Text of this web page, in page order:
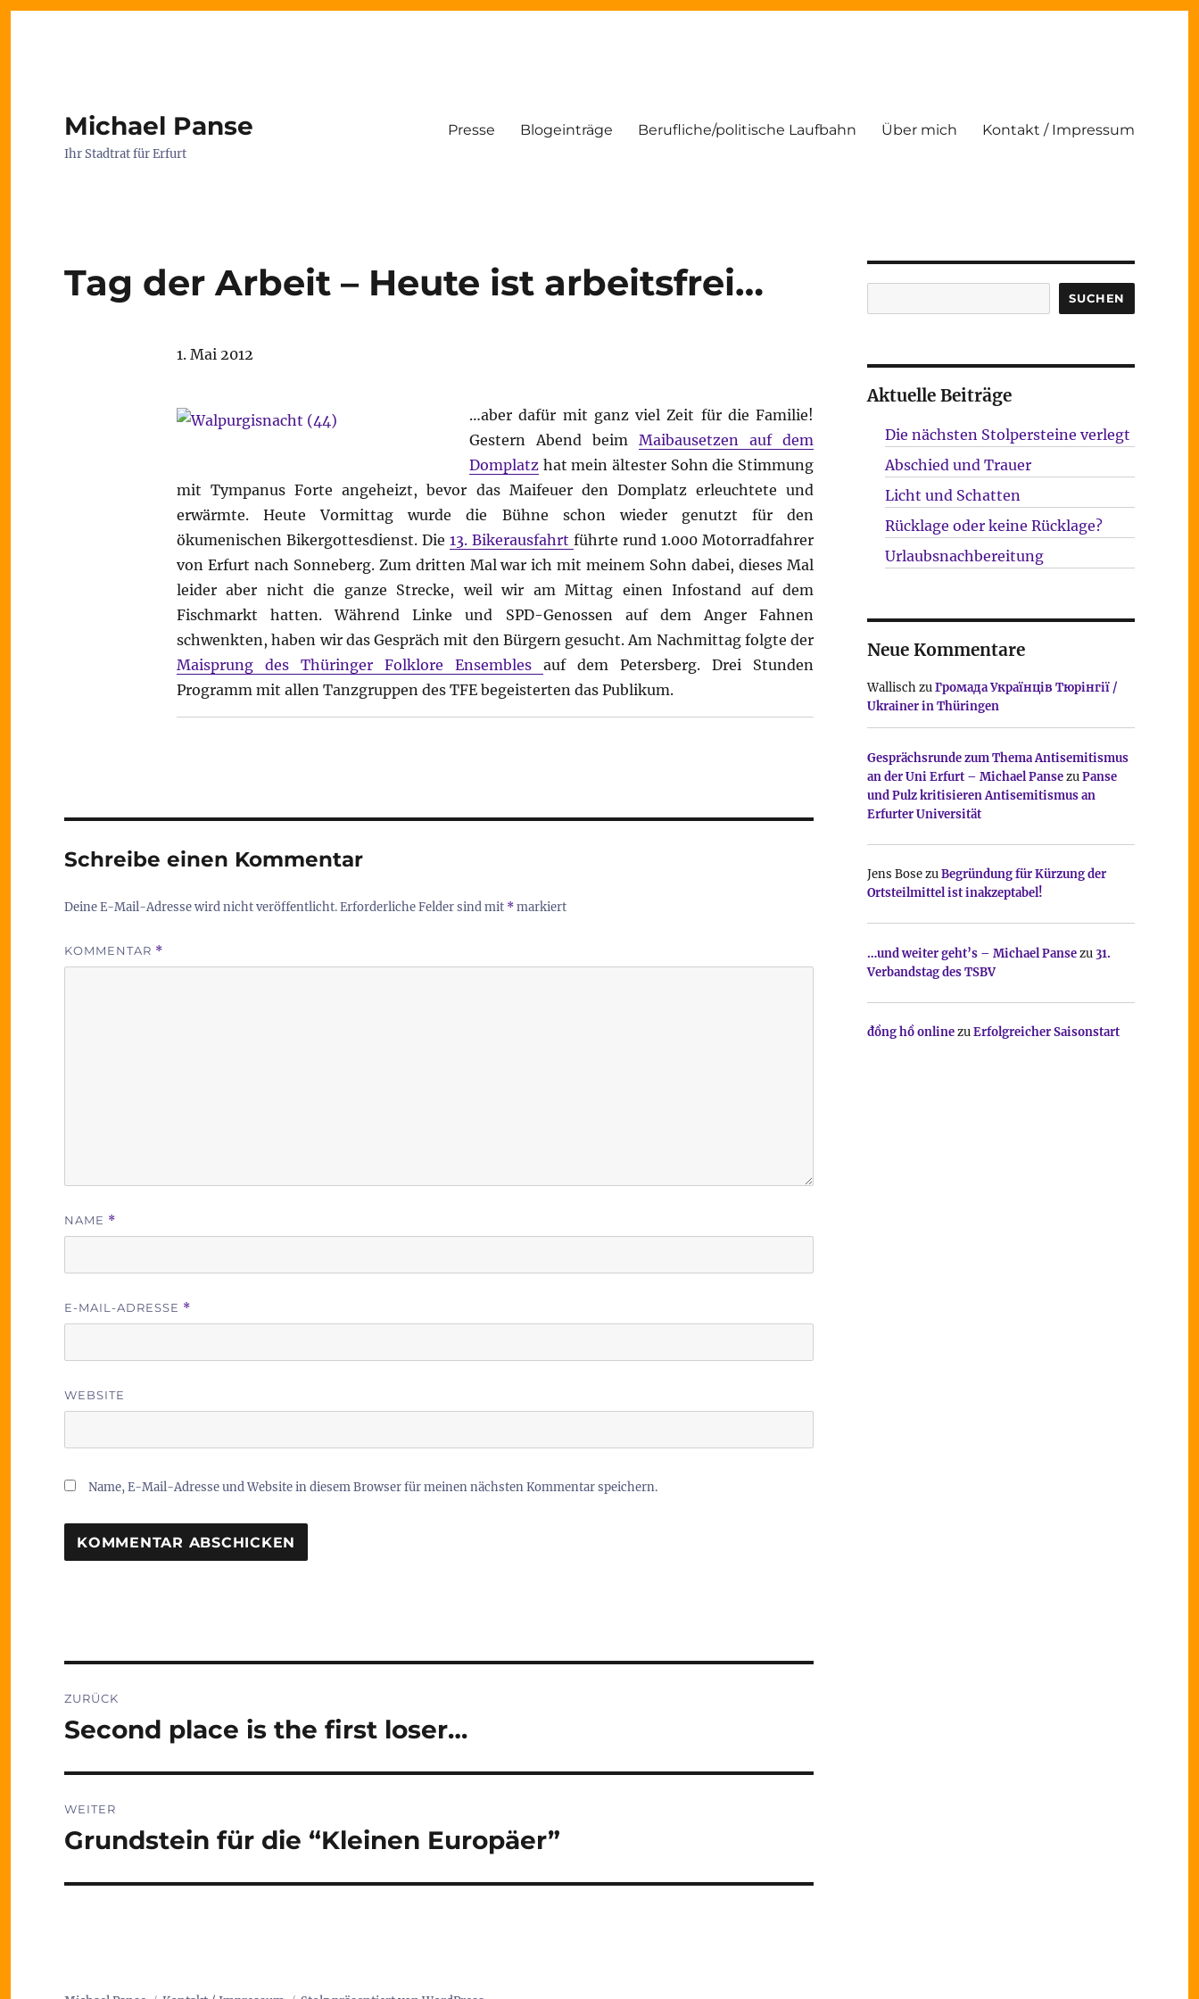
Michael Panse
Ihr Stadtrat für Erfurt
Presse Blogeinträge Berufliche/politische Laufbahn Über mich Kontakt / Impressum
Tag der Arbeit – Heute ist arbeitsfrei…
1. Mai 2012
…aber dafür mit ganz viel Zeit für die Familie!
Gestern Abend beim Maibausetzen auf dem
Domplatz hat mein ältester Sohn die Stimmung
mit Tympanus Forte angeheizt, bevor das Maifeuer den Domplatz erleuchtete und
erwärmte. Heute Vormittag wurde die Bühne schon wieder genutzt für den
ökumenischen Bikergottesdienst. Die 13. Bikerausfahrt führte rund 1.000 Motorradfahrer
von Erfurt nach Sonneberg. Zum dritten Mal war ich mit meinem Sohn dabei, dieses Mal
leider aber nicht die ganze Strecke, weil wir am Mittag einen Infostand auf dem
Fischmarkt hatten. Während Linke und SPD-Genossen auf dem Anger Fahnen
schwenkten, haben wir das Gespräch mit den Bürgern gesucht. Am Nachmittag folgte der
Maisprung des Thüringer Folklore Ensembles auf dem Petersberg. Drei Stunden
Programm mit allen Tanzgruppen des TFE begeisterten das Publikum.
Schreibe einen Kommentar
Deine E-Mail-Adresse wird nicht veröffentlicht.Erforderliche Felder sind mit *markiert
KOMMENTAR *
NAME *
E-MAIL-ADRESSE *
WEBSITE
Name, E-Mail-Adresse und Website in diesem Browser für meinen nächsten Kommentar speichern.
ZURÜCK
Vorheriger
Second place is the first loser…
WEITER
Nächster
Grundstein für die “Kleinen Europäer”
SUCHEN
Aktuelle Beiträge
Die nächsten Stolpersteine verlegt
Abschied und Trauer
Licht und Schatten
Rücklage oder keine Rücklage?
Urlaubsnachbereitung
Neue Kommentare
WallischzuГромада Українців Тюрінгії /
Ukrainer in Thüringen
Gesprächsrunde zum Thema Antisemitismus
an der Uni Erfurt – Michael PansezuPanse
und Pulz kritisieren Antisemitismus an
Erfurter Universität
Jens BosezuBegründung für Kürzung der
Ortsteilmittel ist inakzeptabel!
…und weiter geht’s – Michael Pansezu31.
Verbandstag des TSBV
đồng hồ onlinezuErfolgreicher Saisonstart